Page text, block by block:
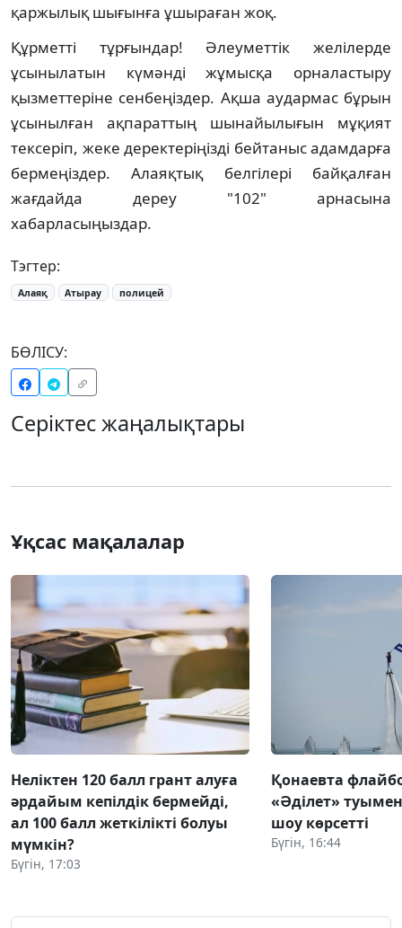
қаржылық шығынға ұшыраған жоқ.
Құрметті тұрғындар! Әлеуметтік желілерде
ұсынылатын күмәнді жұмысқа орналастыру
қызметтеріне сенбеңіздер. Ақша аудармас бұрын
ұсынылған ақпараттың шынайылығын мұқият
тексеріп, жеке деректеріңізді бейтаныс адамдарға
бермеңіздер. Алаяқтық белгілері байқалған
жағдайда дереу "102" арнасына
хабарласыңыздар.
Тэгтер:
Алаяқ Атырау полицей
БӨЛІСУ:
Серіктес жаңалықтары
Ұқсас мақалалар
Неліктен 120 балл грант алуға
әрдайым кепілдік бермейді,
ал 100 балл жеткілікті болуы
мүмкін?
Бүгін, 17:03
Қонаевта
«Әділет» туымен
шоу көрсетті
Бүгін, 16:44